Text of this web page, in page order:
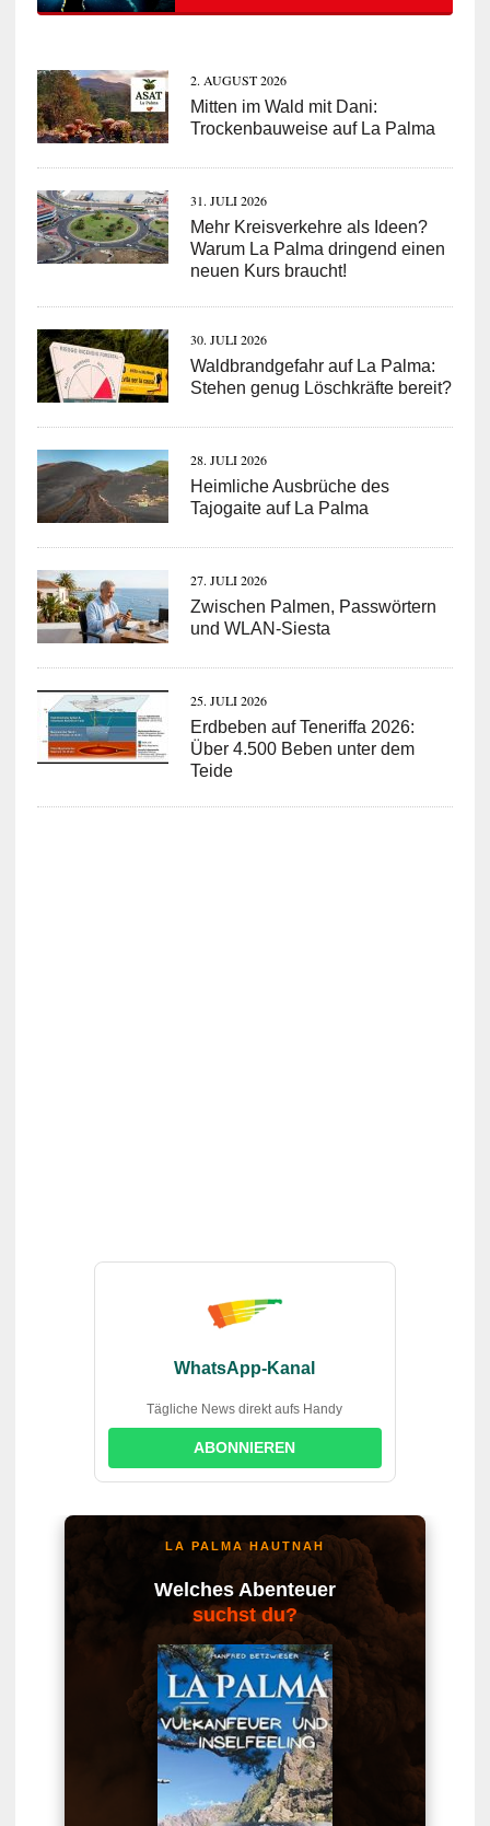
2. AUGUST 2026
Mitten im Wald mit Dani:
Trockenbauweise auf La Palma
31. JULI 2026
Mehr Kreisverkehre als Ideen?
Warum La Palma dringend einen
neuen Kurs braucht!
30. JULI 2026
Waldbrandgefahr auf La Palma:
Stehen genug Löschkräfte bereit?
28. JULI 2026
Heimliche Ausbrüche des
Tajogaite auf La Palma
27. JULI 2026
Zwischen Palmen, Passwörtern
und WLAN-Siesta
25. JULI 2026
Erdbeben auf Teneriffa 2026:
Über 4.500 Beben unter dem
Teide
WhatsApp-Kanal
Tägliche News direkt aufs Handy
ABONNIEREN
LA PALMA HAUTNAH
Welches Abenteuer
suchst du?